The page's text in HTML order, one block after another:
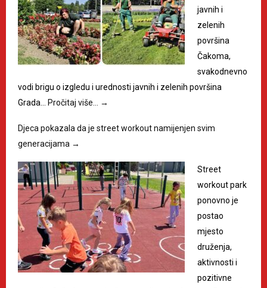
javnih i
zelenih
površina
Čakoma,
svakodnevno
vodi brigu o izgledu i urednosti javnih i zelenih površina
Grada… Pročitaj više… →
Djeca pokazala da je street workout namijenjen svim
generacijama →
Street
workout park
ponovno je
postao
mjesto
druženja,
aktivnosti i
pozitivne